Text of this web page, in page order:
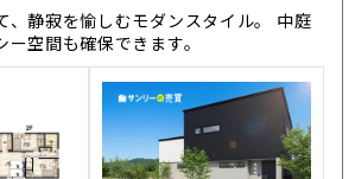
、静寂を愉しむモダンスタイル。 中庭
空間も確保できます。